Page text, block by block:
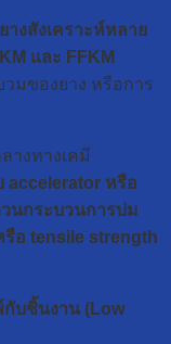
ยางสังเคราะห์หลาย
และ FFKM
วมของยาง หรือการ
างทางเคมี
accelerator หรือ
นกระบวนการบ่ม
อ tensile strength
กับชิ้นงาน (Low